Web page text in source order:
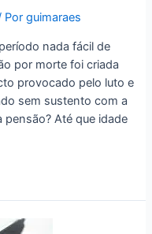
Porguimaraes
nada fácil de
por morte foi criada
provocado pelo luto e
sem sustento com a
Até que idade